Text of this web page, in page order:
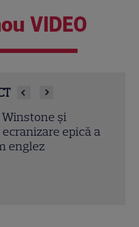
VIDEO
din umbră (2014).
Costner, într-o cursă
pentru salvarea